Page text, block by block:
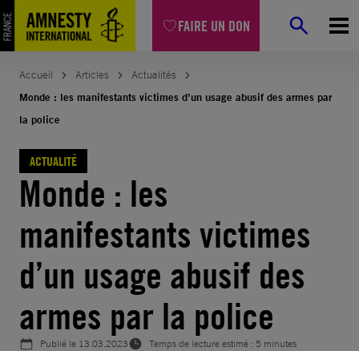
FAIRE UN DON
Aller
au
contenu
Accueil Articles
Actualités
Monde : les manifestants victimes d’un usage abusif des armes par
la police
ACTUALITÉ
Monde : les
manifestants victimes
d’un usage abusif des
armes par la police
Publié le 13.03.2023 Temps de lecture estimé : 5 minutes